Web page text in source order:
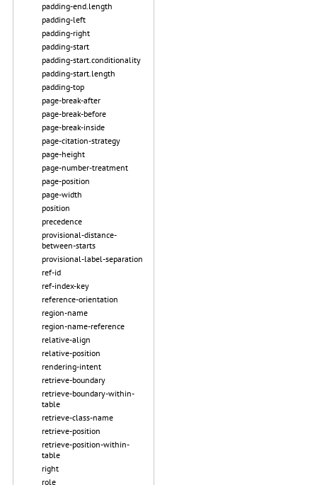
padding-end.length
padding-left
padding-right
padding-start
padding-start.conditionality
padding-start.length
padding-top
page-break-after
page-break-before
page-break-inside
page-citation-strategy
page-height
page-number-treatment
page-position
page-width
position
precedence
provisional-distance-
between-starts
provisional-label-separation
ref-id
ref-index-key
reference-orientation
region-name
region-name-reference
relative-align
relative-position
rendering-intent
retrieve-boundary
retrieve-boundary-within-
table
retrieve-class-name
retrieve-position
retrieve-position-within-
table
right
role